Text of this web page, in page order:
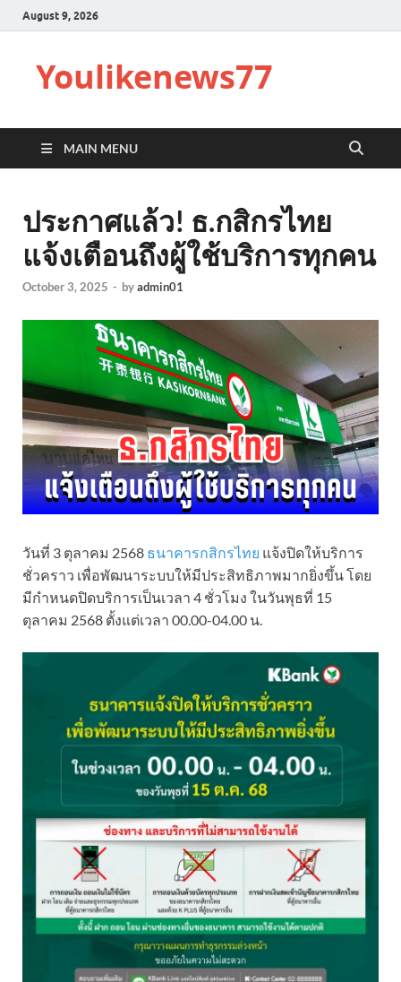
August 9, 2026
Youlikenews77
MAIN MENU
ประกาศแล้ว! ธ.กสิกรไทย
แจ้งเตือนถึงผู้ใช้บริการทุกคน
October 3, 2025 - byadmin01
วันที่ 3 ตุลาคม 2568 ธนาคารกสิกรไทย แจ้งปิดให้บริการ
ชั่วคราว เพื่อพัฒนาระบบให้มีประสิทธิภาพมากยิ่งขึ้น โดย
มีกำหนดปิดบริการเป็นเวลา 4 ชั่วโมง ในวันพุธที่ 15
ตุลาคม 2568 ตั้งแต่เวลา 00.00-04.00 น.